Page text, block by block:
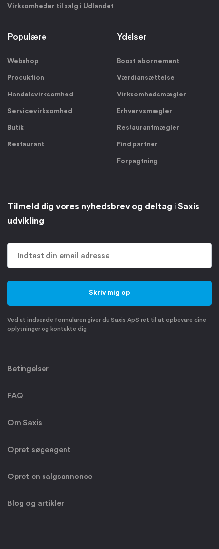
Virksomheder til salg i Udlandet
Populære
Webshop
Produktion
Handelsvirksomhed
Servicevirksomhed
Butik
Restaurant
Ydelser
Boost abonnement
Værdiansættelse
Virksomhedsmægler
Erhvervsmægler
Restaurantmægler
Find partner
Forpagtning
Tilmeld dig vores nyhedsbrev og deltag i Saxis
udvikling
Ved at indsende formularen giver du Saxis ApS ret til at opbevare dine
oplysninger og kontakte dig
Betingelser
FAQ
Om Saxis
Opret søgeagent
Opret en salgsannonce
Blog og artikler